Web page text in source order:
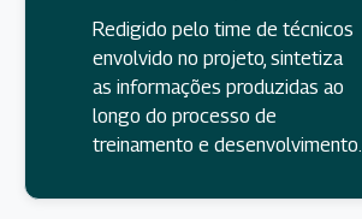
Redigido pelo time de técnicos
envolvido no projeto, sintetiza
as informações produzidas ao
longo do processo de
treinamento e desenvolvimento.